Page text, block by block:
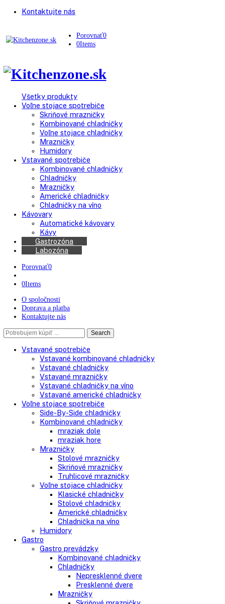
Kontaktujte nás
Porovnať
0Items
Všetky produkty
Voľne stojace spotrebiče
Skriňové mrazničky
Kombinované chladničky
Voľne stojace chladničky
Mrazničky
Humidory
Vstavané spotrebiče
Kombinované chladničky
Chladničky
Mrazničky
Americké chladničky
Chladničky na víno
Kávovary
Automatické kávovary
Gastrozóna
Porovnať 0
0Items
O spoločnosti
Kontaktujte nás
Search
Vstavané spotrebiče
Vstavané kombinované chladničky
Vstavané chladničky
Vstavané mrazničky
Vstavané chladničky na víno
Vstavané americké chladničky
Voľne stojace spotrebiče
Side-By-Side chladničky
Kombinované chladničky
mraziak dole
mraziak hore
Mrazničky
Stolové mrazničky
Skriňové mrazničky
Truhlicové mrazničky
Klasické chladničky
Stolové chladničky
Americké chladničky
Chladnička na víno
Humidory